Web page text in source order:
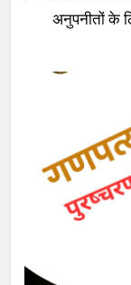
अनुपनीतों के